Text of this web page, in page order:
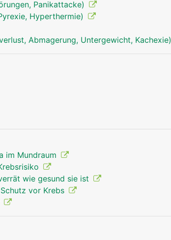
Panikattacke)
Hyperthermie)
Abmagerung, Untergewicht, Kachexie)
im Mundraum
wie gesund sie ist
vor Krebs